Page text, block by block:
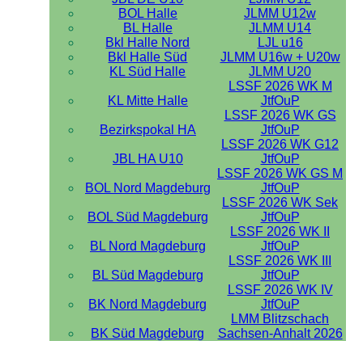
BOL Halle
JLMM U12w
BL Halle
JLMM U14
Bkl Halle Nord
LJL u16
Bkl Halle Süd
JLMM U16w + U20w
KL Süd Halle
JLMM U20
KL Mitte Halle
LSSF 2026 WK M
JtfOuP
Bezirkspokal HA
LSSF 2026 WK GS
JtfOuP
JBL HA U10
LSSF 2026 WK G12
JtfOuP
BOL Nord Magdeburg
LSSF 2026 WK GS M
JtfOuP
BOL Süd Magdeburg
LSSF 2026 WK Sek
JtfOuP
BL Nord Magdeburg
LSSF 2026 WK II
JtfOuP
BL Süd Magdeburg
LSSF 2026 WK III
JtfOuP
BK Nord Magdeburg
LSSF 2026 WK IV
JtfOuP
BK Süd Magdeburg
LMM Blitzschach
Sachsen-Anhalt 2026